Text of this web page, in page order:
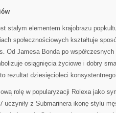
stałym elementem krajobrazu
społecznościowych kształtuje
Od Jamesa Bonda po
osiągnięcia życiowe i dobry
rezultat dziesięcioleci
rolę w popularyzacji Rolexa jako
uczyniły z Submarinera ikonę stylu